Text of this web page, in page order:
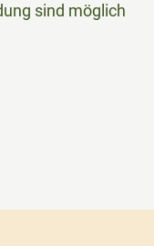
sind möglich